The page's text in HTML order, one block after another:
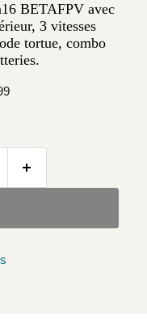
BETAFPV avec
3 vitesses
tortue, combo